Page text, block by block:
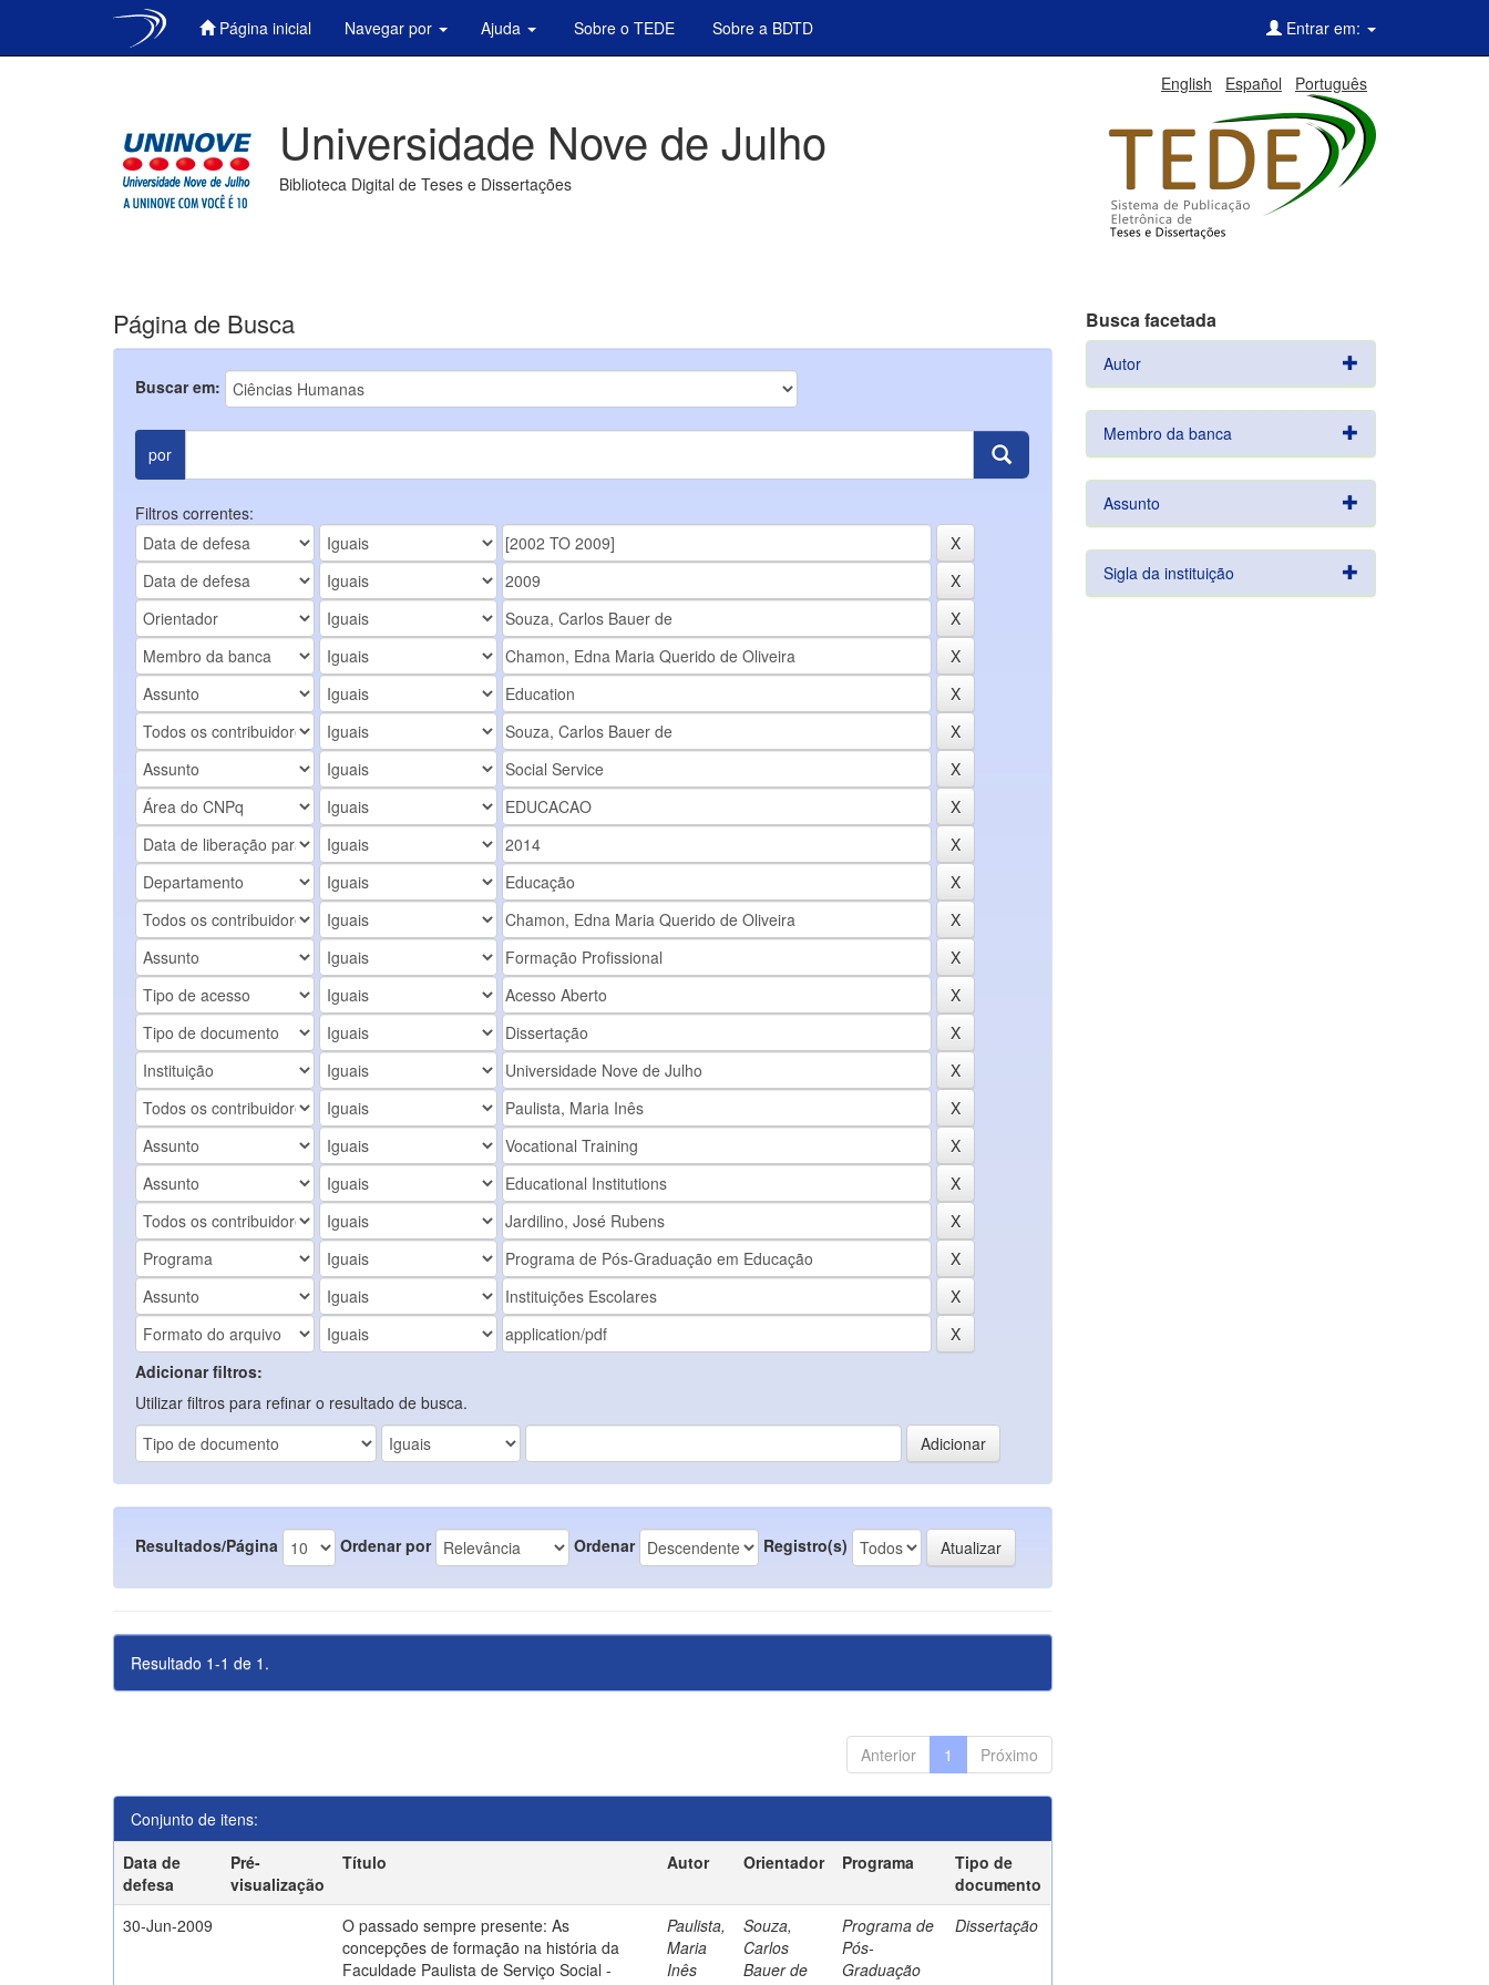
Página inicial Navegar por Ajuda Sobre o TEDE Sobre a BDTD Entrar em:
English Español Português
Universidade Nove de Julho
Biblioteca Digital de Teses e Dissertações
Página de Busca
Buscar em:
por
Filtros correntes:
Adicionar filtros:
Utilizar filtros para refinar o resultado de busca.
Resultados/Página Ordenar por Ordenar Registro(s)
Resultado 1-1 de 1.
Anterior 1 Próximo
Conjunto de itens:
Data de
defesa
Pré-
visualização
Título Autor Orientador Programa
Tipo de
documento
30-Jun-2009
O passado sempre presente: As
concepções de formação na história da
Faculdade Paulista de Serviço Social -
Paulista,
Maria
Inês
Souza,
Carlos
Bauer de
Programa de
Pós-
Graduação
Dissertação
Busca facetada
Autor
Membro da banca
Assunto
Sigla da instituição